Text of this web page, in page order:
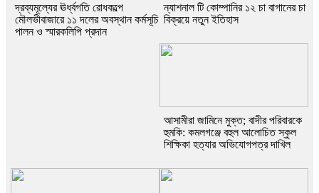
দ্রব্যমূল্যের ঊর্ধ্বগতি রোধকল্পে
মৌলভীবাজারে ১১ দলের অবস্থান কর্মসূচি
পালন ও স্মারকলিপি প্রদান
ন্যাশনাল টি কোম্পানির ১২ চা বাগানের চা
বিক্রয়ে নতুন ইতিহাস
আসামীরা জামিনে মুক্ত; বাদীর পরিবারকে
হুমকি: কমলগঞ্জে বহুল আলোচিত স্কুল
শিক্ষিকা হত্যার অভিযোগপত্র দাখিল